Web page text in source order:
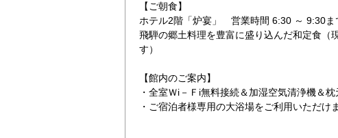
【ご朝食】
ホテル2階「炉宴」 営業時間 6:30 ～ 9:30ま
飛騨の郷土料理を豊富に盛り込んだ和定食（
す）
【館内のご案内】
・全室Ｗi－Ｆi無料接続＆加湿空気清浄機＆
・ご宿泊者様専用の大浴場をご利用いただけ